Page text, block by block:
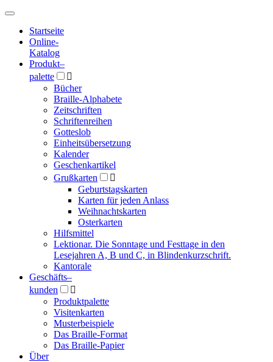
Hauptmenü
Hauptmenü
Startseite
Online-
Katalog
Produkt–
palette

Bücher
Braille-Alphabete
Zeitschriften
Schriftenreihen
Gotteslob
Einheitsübersetzung
Kalender
Geschenkartikel
Grußkarten

Geburtstagskarten
Karten für jeden Anlass
Weihnachtskarten
Osterkarten
Hilfsmittel
Lektionar. Die Sonntage und Festtage in den
Lesejahren A, B und C, in Blindenkurzschrift.
Kantorale
Geschäfts­–
kunden

Produktpalette
Visitenkarten
Musterbeispiele
Das Braille-Format
Das Braille-Papier
Über